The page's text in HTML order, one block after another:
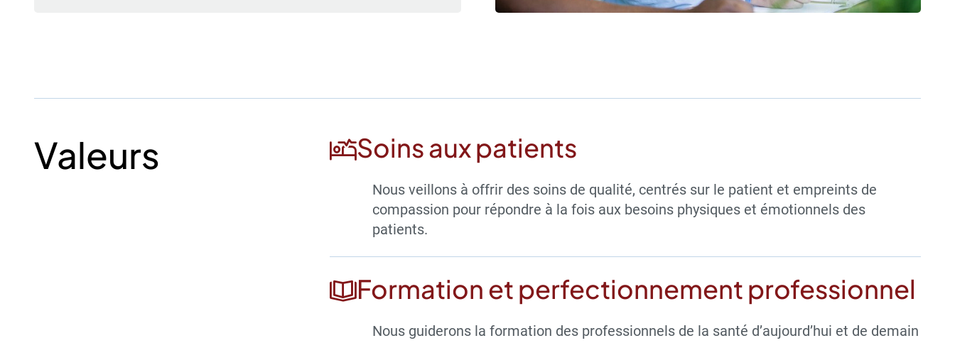
Valeurs Soins aux patients
Nous veillons à offrir des soins de qualité, centrés sur le patient et empreints de
compassion pour répondre à la fois aux besoins physiques et émotionnels des
patients.
Formation et perfectionnement professionnel
Nous guiderons la formation des professionnels de la santé d’aujourd’hui et de demain